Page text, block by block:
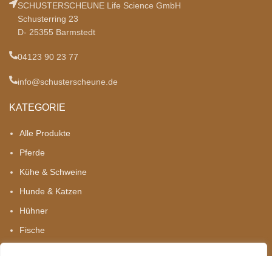
SCHUSTERSCHEUNE Life Science GmbH
Schusterring 23
D- 25355 Barmstedt
04123 90 23 77
info@schusterscheune.de
KATEGORIE
Alle Produkte
Pferde
Kühe & Schweine
Hunde & Katzen
Hühner
Fische